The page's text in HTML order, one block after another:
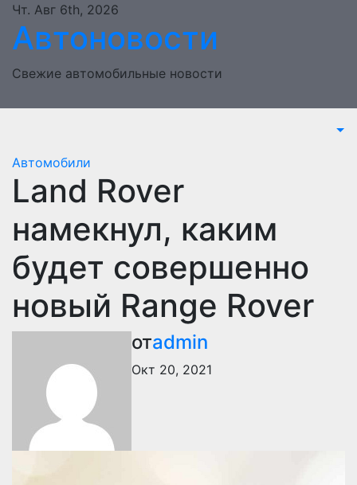
Перейти
содержимому
Чт. Авг 6th, 2026
Автоновости
Свежие автомобильные новости
Автомобили
Land Rover
намекнул, каким
будет совершенно
новый Range Rover
отadmin
Окт 20, 2021